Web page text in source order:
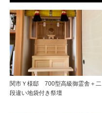
関市Ｙ様邸 700型高級御霊舎＋二
段違い地袋付き祭壇